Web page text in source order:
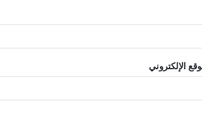
الإلكتروني